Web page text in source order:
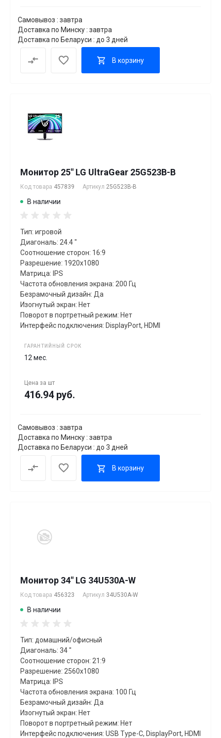
Самовывоз : завтра
Доставка по Минску : завтра
Доставка по Беларуси : до 3 дней
В корзину
Монитор 25" LG UltraGear 25G523B-B
Код товара 457839 Артикул 25G523B-B
В наличии
Тип: игровой
Диагональ: 24.4 "
Соотношение сторон: 16:9
Разрешение: 1920x1080
Матрица: IPS
Частота обновления экрана: 200 Гц
Безрамочный дизайн: Да
Изогнутый экран: Нет
Поворот в портретный режим: Нет
Интерфейс подключения: DisplayPort, HDMI
ГАРАНТИЙНЫЙ СРОК
12 мес.
Цена за шт
416.94 руб.
Самовывоз : завтра
Доставка по Минску : завтра
Доставка по Беларуси : до 3 дней
В корзину
Монитор 34" LG 34U530A-W
Код товара 456323 Артикул 34U530A-W
В наличии
Тип: домашний/офисный
Диагональ: 34 "
Соотношение сторон: 21:9
Разрешение: 2560x1080
Матрица: IPS
Частота обновления экрана: 100 Гц
Безрамочный дизайн: Да
Изогнутый экран: Нет
Поворот в портретный режим: Нет
Интерфейс подключения: USB Type-C, DisplayPort, HDMI